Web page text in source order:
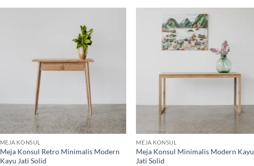
MEJA KONSUL
Meja Konsul Retro Minimalis Modern
Kayu Jati Solid
MEJA KONSUL
Meja Konsul Minimalis Modern Kayu
Jati Solid